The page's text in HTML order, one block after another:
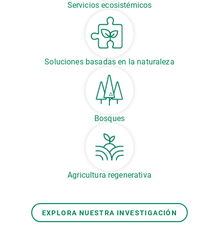
Servicios ecosistémicos
Soluciones basadas en la naturaleza
Bosques
Agricultura regenerativa
EXPLORA NUESTRA INVESTIGACIÓN